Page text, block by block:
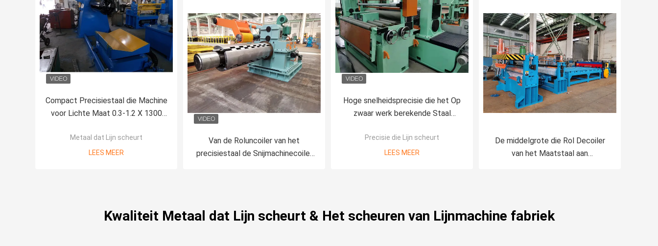
Compact Precisiestaal die Machine
voor Lichte Maat 0.3-1.2 X 1300
Metaal dat Lijn scheurt
LEES MEER
Van de Roluncoiler van het
precisiestaal de Snijmachinecoiler
Hoge snelheidsprecisie die het Op
zwaar werk berekende Staal
Precisie Machine scheuren
Precisie die Lijn scheurt
LEES MEER
De middelgrote die Rol Decoiler
van het Maatstaal aan
Kwaliteit Metaal dat Lijn scheurt & Het scheuren van Lijnmachine fabriek